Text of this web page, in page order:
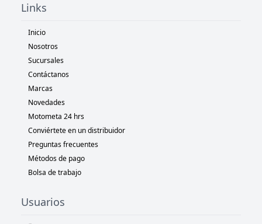
Links
Inicio
Nosotros
Sucursales
Contáctanos
Marcas
Novedades
Motometa 24 hrs
Conviértete en un distribuidor
Preguntas frecuentes
Métodos de pago
Bolsa de trabajo
Usuarios